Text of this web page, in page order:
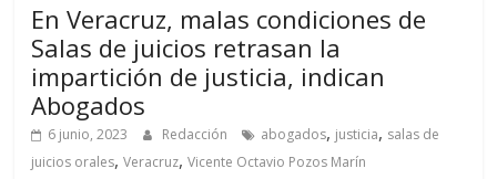
En Veracruz, malas condiciones de
Salas de juicios retrasan la
impartición de justicia, indican
Abogados
6 junio, 2023 Redacción abogados, justicia, salas de
juicios orales,Veracruz,Vicente Octavio Pozos Marín